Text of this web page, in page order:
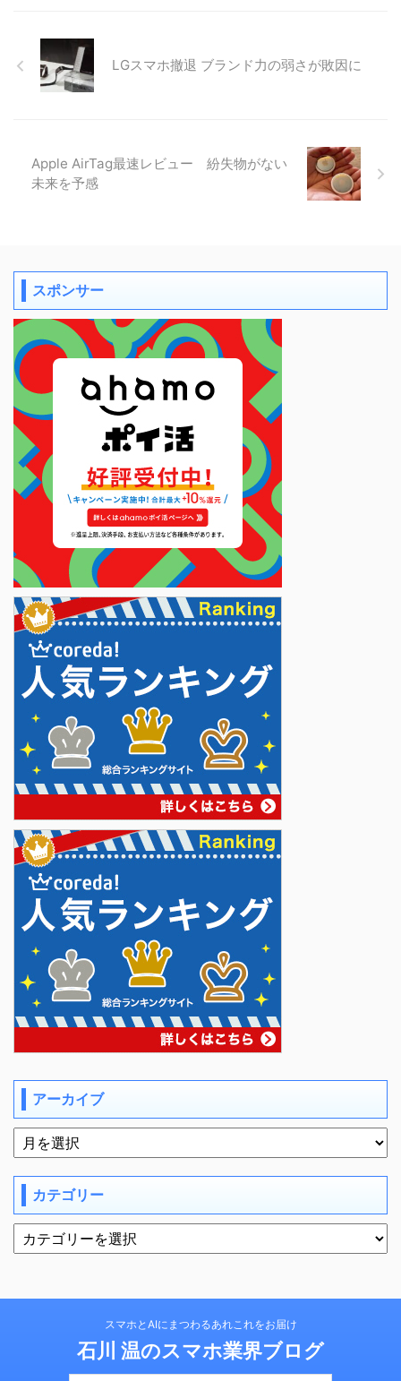
LGスマホ撤退 ブランド力の弱さが敗因に
Apple AirTag最速レビュー 紛失物がない
未来を予感
スポンサー
アーカイブ
カテゴリー
スマホとAIにまつわるあれこれをお届け
石川 温のスマホ業界ブログ